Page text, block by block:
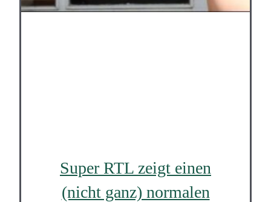
Super RTL zeigt einen
(nicht ganz) normalen